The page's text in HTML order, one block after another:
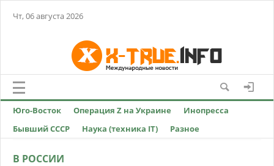
Чт, 06 августа 2026
Юго-Восток Операция Z на Украине
Инопресса
Бывший СССР
Наука (техника IT) Разное
В РОССИИ